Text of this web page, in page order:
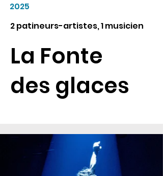
2025
2 patineurs-artistes, 1 musicien
La Fonte
des glaces